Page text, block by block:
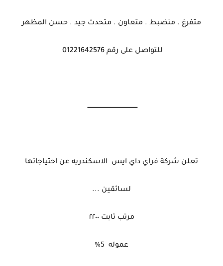
متفرغ . منضبط . متعاون . متحدث جيد . حسن المظهر
للتواصل على رقم 01221642576
ــــــــــــــــــــــــــــــــــــــــــــــــــ
تعلن شركة فراي داي ايس الاسكندريه عن احتياجاتها
لسائقين ...
مرتب ثابت ٢٢٠٠
عموله 5%